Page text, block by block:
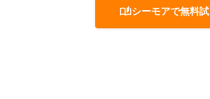
auto_storiesシーモアで無料